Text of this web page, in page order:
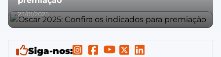
23/01/2025
Siga-nos: